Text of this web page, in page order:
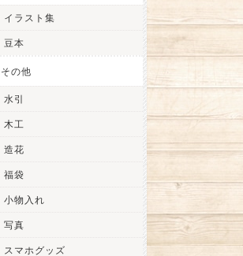
イラスト集
豆本
その他
水引
木工
造花
福袋
小物入れ
写真
スマホグッズ